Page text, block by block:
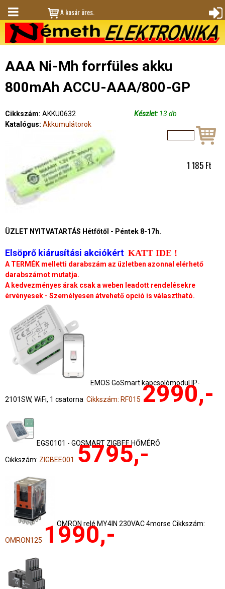
A kosár üres.
Bejele
ntkez
AAA Ni-Mh forrfüles akku
800mAh ACCU-AAA/800-GP
Cikkszám: AKKU0632
Katalógus: Akkumulátorok
Készlet:13 db
1 185 Ft
ÜZLET NYITVATARTÁS Hétfőtől - Péntek 8-17h.
Elsöprő kiárusítási akciókért KATT IDE !
A TERMÉK melletti darabszám az üzletben azonnal elérhető
darabszámot mutatja.
A kedvezményes árak csak a weben leadott rendelésekre
érvényesek - Személyesen átvehető opció is választható.
EMOS GoSmart kapcsolómodul IP-
2101SW, WiFi, 1 csatorna Cikkszám: RF015 2990,-
EGS0101 - GOSMART ZIGBEE HŐMÉRŐ
Cikkszám: ZIGBEE001 5795,-
OMRON relé MY4IN 230VAC 4morse Cikkszám:
OMRON125 1990,-
M
en
ü